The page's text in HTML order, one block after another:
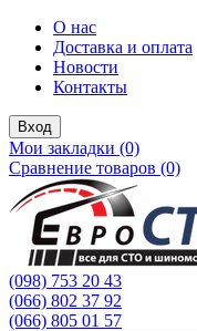
О нас
Доставка и оплата
Новости
Контакты
Вход
Мои закладки (0)
Сравнение товаров (0)
(098) 753 20 43
(066) 802 37 92
(066) 805 01 57